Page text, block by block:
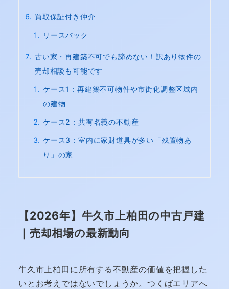
買取保証付き仲介
リースバック
古い家・再建築不可でも諦めない！訳あり物件の
売却相談も可能です
ケース1：再建築不可物件や市街化調整区域内
の建物
ケース2：共有名義の不動産
ケース3：室内に家財道具が多い「残置物あ
り」の家
【2026年】牛久市上柏田の中古戸建
｜売却相場の最新動向
牛久市上柏田に所有する不動産の価値を把握した
いとお考えではないでしょうか。つくばエリアへ